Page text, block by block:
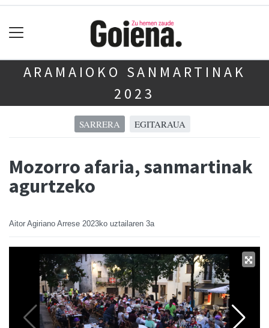
ARAMAIOKO SANMARTINAK
2023
SARRERA EGITARAUA
Mozorro afaria, sanmartinak
agurtzeko
Aitor Agiriano Arrese 2023ko uztailaren 3a